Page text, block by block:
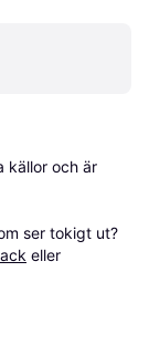
källor och är
ser tokigt ut?
eller